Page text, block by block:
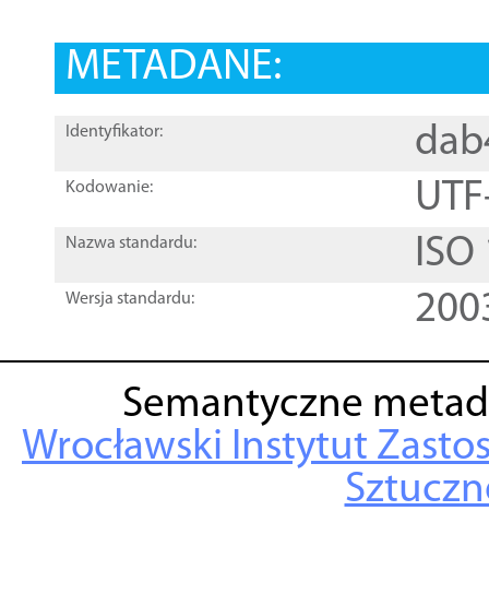
METADANE:
Identyfikator:
Kodowanie:
Nazwa standardu:
Wersja standardu:
Semantyczne
Wrocławski Instytut